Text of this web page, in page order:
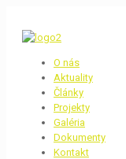
O nás
Aktuality
Články
Projekty
Galéria
Dokumenty
Kontakt